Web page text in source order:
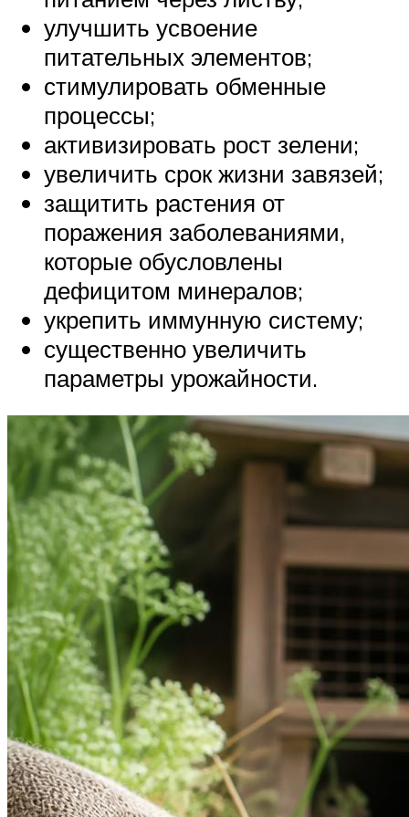
улучшить усвоение
питательных элементов;
стимулировать обменные
процессы;
активизировать рост зелени;
увеличить срок жизни завязей;
защитить растения от
поражения заболеваниями,
которые обусловлены
дефицитом минералов;
укрепить иммунную систему;
существенно увеличить
параметры урожайности.